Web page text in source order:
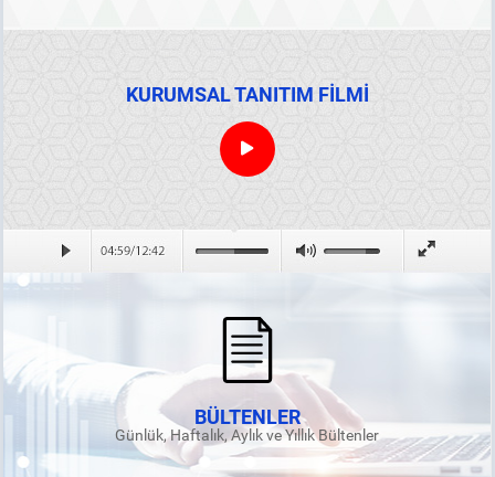
KURUMSAL TANITIM FİLMİ
BÜLTENLER
Günlük, Haftalık, Aylık ve Yıllık Bültenler